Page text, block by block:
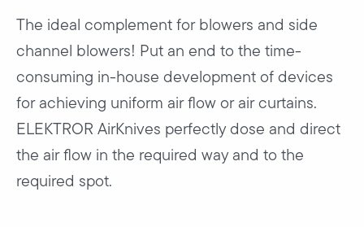
The ideal complement for blowers and side
channel blowers! Put an end to the time-
consuming in-house development of devices
for achieving uniform air flow or air curtains.
ELEKTROR AirKnives perfectly dose and direct
the air flow in the required way and to the
required spot.